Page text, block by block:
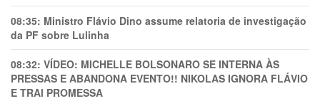
08:35: Ministro Flávio Dino assume relatoria de investigação
da PF sobre Lulinha
08:32: VÍDEO: MICHELLE BOLSONARO SE INTERNA ÀS
PRESSAS E ABANDONA EVENTO!! NIKOLAS IGNORA FLÁVIO
E TRAl PROMESSA